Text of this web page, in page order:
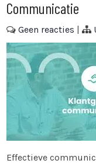
Communicatie
Geen reacties |
Effectieve